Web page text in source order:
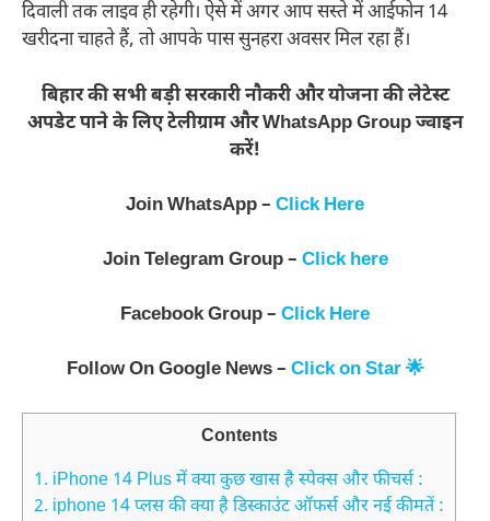
दिवाली तक लाइव ही रहेगी। ऐसे में अगर आप सस्ते में आईफोन 14
खरीदना चाहते हैं, तो आपके पास सुनहरा अवसर मिल रहा हैं।
बिहार की सभी बड़ी सरकारी नौकरी और योजना की लेटेस्ट
अपडेट पाने के लिए टेलीग्राम और WhatsApp Group ज्वाइन
करें!
Join WhatsApp – Click Here
Join Telegram Group – Click here
Facebook Group – Click Here
Follow On Google News – Click on Star 🌟
Contents
1. iPhone 14 Plus में क्या कुछ खास है स्पेक्स और फीचर्स :
2. iphone 14 प्लस की क्या है डिस्काउंट ऑफर्स और नई कीमतें :